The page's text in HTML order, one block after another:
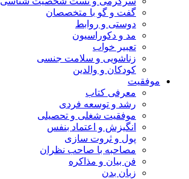
گفت و گو با متخصصان
دوستی و روابط
مد و دکوراسیون
تعبیر خواب
زناشویی و سلامت جنسی
کودکان و والدین
موفقیت
معرفی کتاب
رشد و توسعه فردی
موفقیت شغلی و تحصیلی
انگیزش و اعتماد بنفس
پول و ثروت سازی
مصاحبه با صاحب نظران
فن بیان و مذاکره
زبان بدن